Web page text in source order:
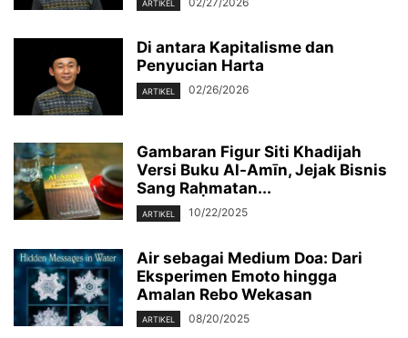
ARTIKEL
Di antara Kapitalisme dan
Penyucian Harta
ARTIKEL 02/26/2026
‎Gambaran Figur Siti Khadijah
Versi Buku Al-Amīn, Jejak Bisnis
Sang Raḥmatan...
ARTIKEL 10/22/2025
Air sebagai Medium Doa: Dari
Eksperimen Emoto hingga
Amalan Rebo Wekasan
ARTIKEL 08/20/2025